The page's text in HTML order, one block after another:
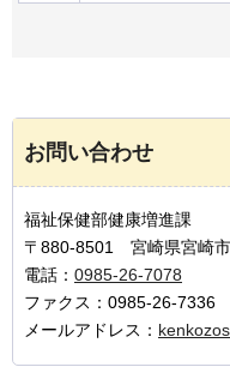
お問い合わせ
福祉保健部健康増進課
〒880-8501 宮崎県宮崎
電話： 0985-26-7078
ファクス：0985-26-7336
メールアドレス：